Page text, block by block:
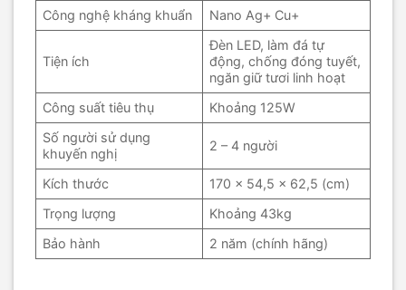
Công nghệ kháng khuẩn
Nano Ag+ Cu+
Tiện ích
Đèn LED, làm đá tự
động, chống đóng tuyết,
ngăn giữ tươi linh hoạt
Công suất tiêu thụ
Khoảng 125W
Số người sử dụng
khuyến nghị
2 – 4 người
Kích thước
170 x 54,5 x 62,5 (cm)
Trọng lượng
Khoảng 43kg
Bảo hành
2 năm (chính hãng)